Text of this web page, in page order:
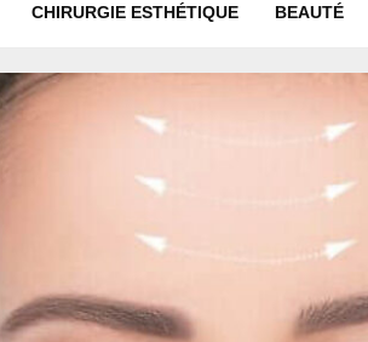
CHIRURGIE ESTHÉTIQUE BEAUTÉ